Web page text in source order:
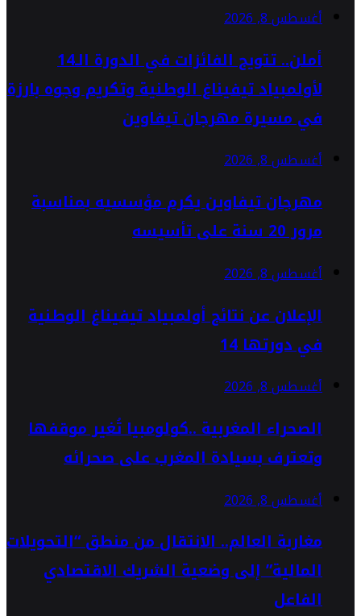
أغسطس 8, 2026
أملن.. تتويج الفائزات في الدورة الـ14
لأولمبياد تيفيناغ الوطنية وتكريم وجوه بارزة
في مسيرة مهرجان تيفاوين
أغسطس 8, 2026
مهرجان تيفاوين يكرم مؤسسيه بمناسبة
مرور 20 سنة على تأسيسه
أغسطس 8, 2026
الإعلان عن نتائج أولمبياد تيفيناغ الوطنية
في دورتها 14
أغسطس 8, 2026
الصحراء المغربية ..كولومبيا تُغير موقفها
وتعترف بسيادة المغرب على صحرائه
أغسطس 8, 2026
مغاربة العالم.. الانتقال من منطق “التحويلات
المالية” إلى وضعية الشريك الاقتصادي
الفاعل